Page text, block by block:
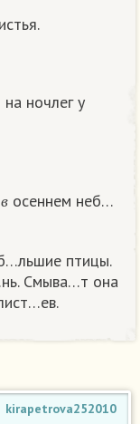
ночлег у
в
осеннем неб…
птицы.
Смыва…т она
kirapetrova252010